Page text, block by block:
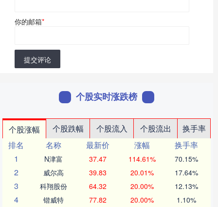
你的邮箱*
提交评论
个股实时涨跌榜
个股涨幅 个股跌幅 个股流入 个股流出
换手率
排名
名称 最新价 涨幅
换手率
1
N津富 37.47 114.61% 70.15%
2 威尔高 39.83 20.01% 17.64%
3 科翔股份 64.32 20.00% 12.13%
4 锴威特 77.82 20.00% 1.10%